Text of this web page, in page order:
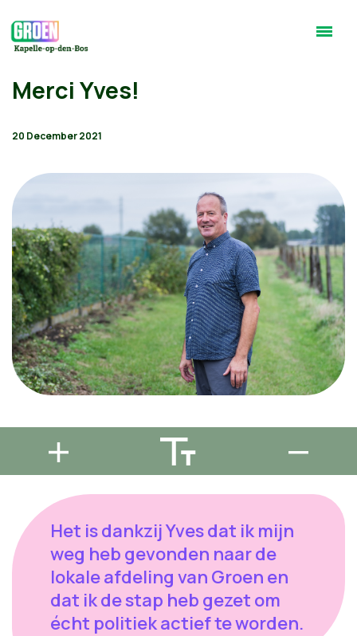
Merci Yves!
20 December 2021
Het is dankzij Yves dat ik mijn
weg heb gevonden naar de
lokale afdeling van Groen en
dat ik de stap heb gezet om
écht politiek actief te worden.